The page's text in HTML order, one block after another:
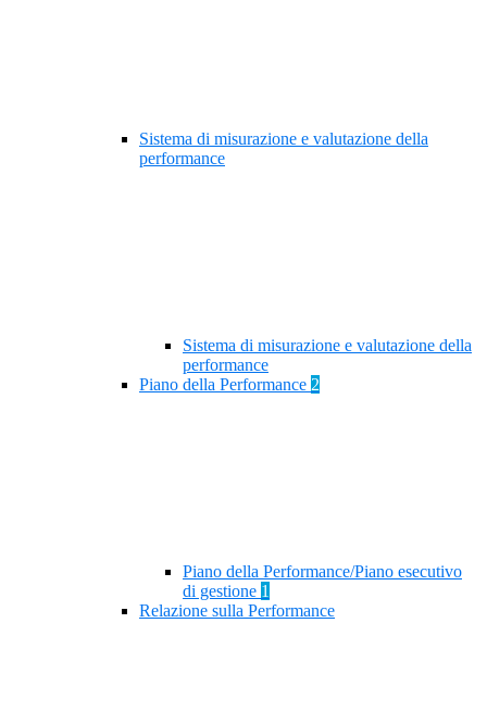
Sistema di misurazione e valutazione della
performance
Sistema di misurazione e valutazione della
performance
Piano della Performance 2
Piano della Performance/Piano esecutivo
di gestione 1
Relazione sulla Performance